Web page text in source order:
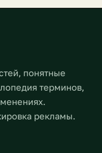
понятные
терминов,
рекламы.